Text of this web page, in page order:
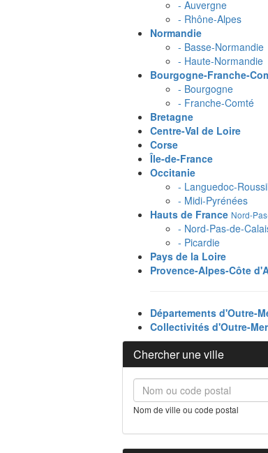
- Auvergne
- Rhône-Alpes
Normandie
- Basse-Normandie
- Haute-Normandie
Bourgogne-Franche-
- Bourgogne
- Franche-Comté
Bretagne
Centre-Val de Loire
Corse
Île-de-France
Occitanie
- Languedoc-
- Midi-Pyrénées
Hauts de France Nord-
- Nord-Pas-de-
- Picardie
Pays de la Loire
Provence-Alpes-Côte
Départements d'Outre-
Collectivités d'Outre-Mer
Chercher une ville
Nom de ville ou code postal